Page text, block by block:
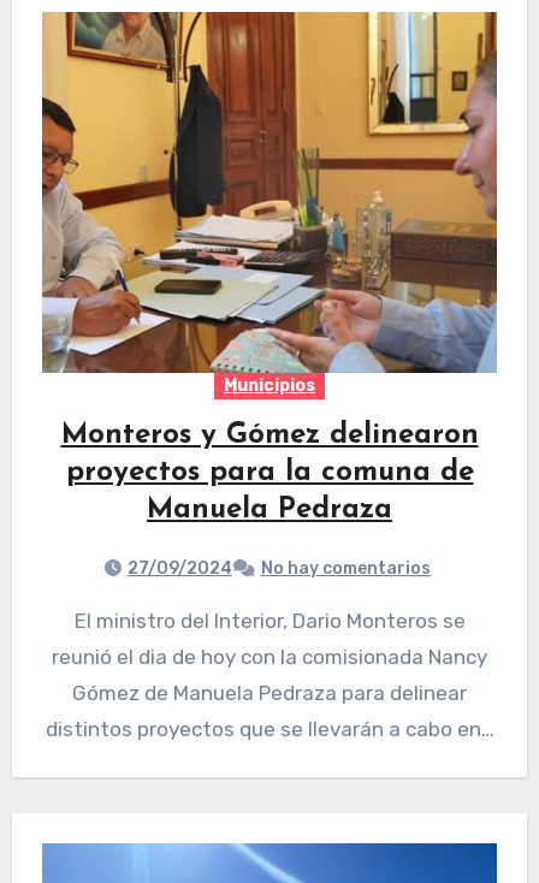
Municipios
Monteros y Gómez delinearon
proyectos para la comuna de
Manuela Pedraza
27/09/2024 No hay comentarios
El ministro del Interior, Dario Monteros se
reunió el dia de hoy con la comisionada Nancy
Gómez de Manuela Pedraza para delinear
distintos proyectos que se llevarán a cabo en…